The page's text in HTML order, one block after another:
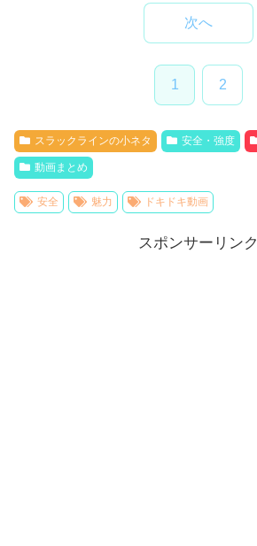
次へ
1 2
スラックラインの小ネタ 安全・強度
動画まとめ
安全 魅力 ドキドキ動画
スポンサーリンク